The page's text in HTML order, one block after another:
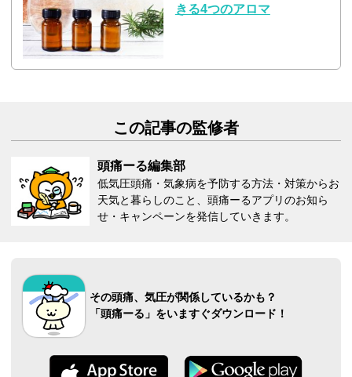
きる4つのアロマ
この記事の監修者
頭痛ーる編集部
低気圧頭痛・気象病を予防する方法・対策からお
天気と暮らしのこと、頭痛ーるアプリのお知ら
せ・キャンペーンを発信していきます。
その頭痛、気圧が関係しているかも？
「頭痛ーる」をいますぐダウンロード！